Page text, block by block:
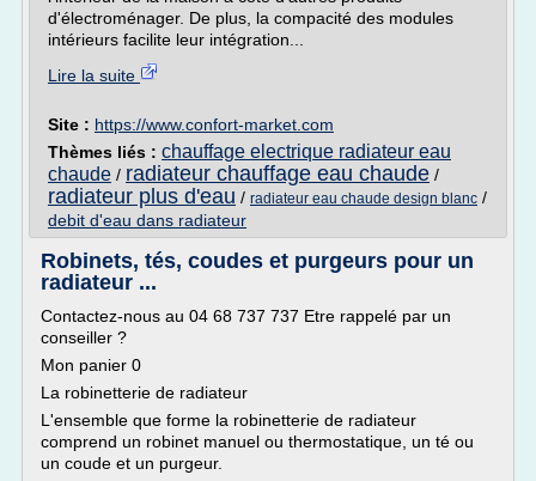
d'électroménager. De plus, la compacité des modules
intérieurs facilite leur intégration...
Lire la suite
Site : https://www.confort-market.com
Thèmes liés : chauffage electrique radiateur eau
chaude / radiateur chauffage eau chaude /
radiateur plus d'eau / radiateur eau chaude design blanc /
debit d'eau dans radiateur
Robinets, tés, coudes et purgeurs pour un
radiateur ...
Contactez-nous au 04 68 737 737 Etre rappelé par un
conseiller ?
Mon panier 0
La robinetterie de radiateur
L'ensemble que forme la robinetterie de radiateur
comprend un robinet manuel ou thermostatique, un té ou
un coude et un purgeur.